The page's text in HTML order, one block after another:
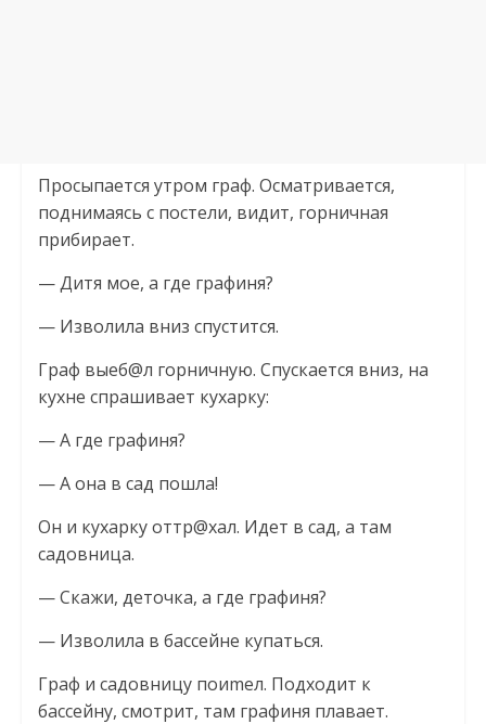
Просыпается утром граф. Осматривается,
поднимаясь с постели, видит, горничная
прибирает.
— Дитя мое, а где графиня?
— Изволила вниз спустится.
Граф выеб@л горничную. Спускается вниз, на
кухне спрашивает кухарку:
— А где графиня?
— А она в сад пошла!
Он и кухарку оттр@хал. Идет в сад, а там
садовница.
— Скажи, деточка, а где графиня?
— Изволила в бассейне купаться.
Граф и садовницу поиmел. Подходит к
бассейну, смотрит, там графиня плавает.